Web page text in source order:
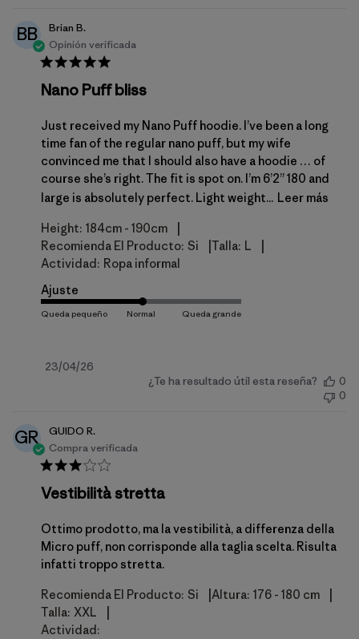
BB
Brian B.
Opinión verificada
Nano Puff bliss
Just received my Nano Puff hoodie. I’ve been a long
time fan of the regular nano puff, but my wife
convinced me that I should also have a hoodie … of
course she’s right. The fit is spot on. I’m 6’2” 180 and
large is absolutely perfect. Light weight... Leer más
Height: 184cm - 190cm
Recomienda El Producto: Si Talla: L
Actividad: Ropa informal
Ajuste
Fecha
23/04/26
¿Te ha resultado útil esta reseña?
0
0
GR
GUIDO R.
Compra verificada
Vestibilità stretta
Ottimo prodotto, ma la vestibilità, a differenza della
Micro puff, non corrisponde alla taglia scelta. Risulta
infatti troppo stretta.
Recomienda El Producto: Si Altura: 176 - 180 cm
Talla: XXL
Actividad: